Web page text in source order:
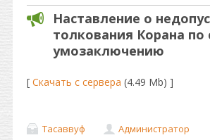
Наставление о
толкования Корана по
умозаключению
[ Скачать с сервера (4.49 Mb) ]
Тасаввуф
Администратор